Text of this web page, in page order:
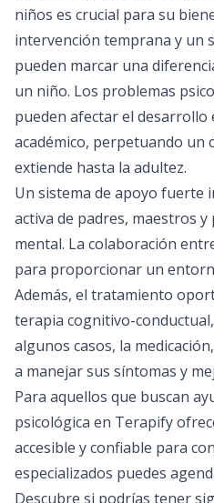
niños es crucial para su
intervención temprana y un
pueden marcar una
un niño. Los problemas
pueden afectar el desarrollo
académico, perpetuando un
extiende hasta la adultez.
Un sistema de apoyo fuerte
activa de padres, maestros
mental. La colaboración
para proporcionar un
Además, el tratamiento
terapia cognitivo-
algunos casos, la
a manejar sus síntomas y
Para aquellos que buscan
psicológica en Terapify
accesible y confiable para
especializados puedes
Descubre si podrías tener